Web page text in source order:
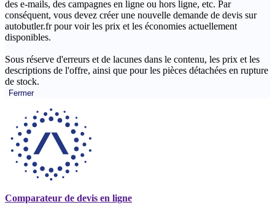
des e-mails, des campagnes en ligne ou hors ligne, etc. Par
conséquent, vous devez créer une nouvelle demande de devis sur
autobutler.fr pour voir les prix et les économies actuellement
disponibles.
Sous réserve d'erreurs et de lacunes dans le contenu, les prix et les
descriptions de l'offre, ainsi que pour les pièces détachées en rupture
de stock.
Fermer
Comparateur de devis en ligne